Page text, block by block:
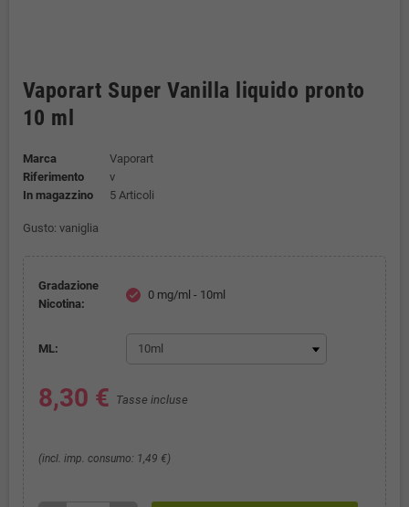
Vaporart Super Vanilla liquido pronto
10 ml
Marca
Vaporart
Riferimento
v
In magazzino
5 Articoli
Gusto: vaniglia
Gradazione
Nicotina:
check 0 mg/ml - 10ml
ML:
8,30 € Tasse incluse
(incl. imp. consumo: 1,49 €)